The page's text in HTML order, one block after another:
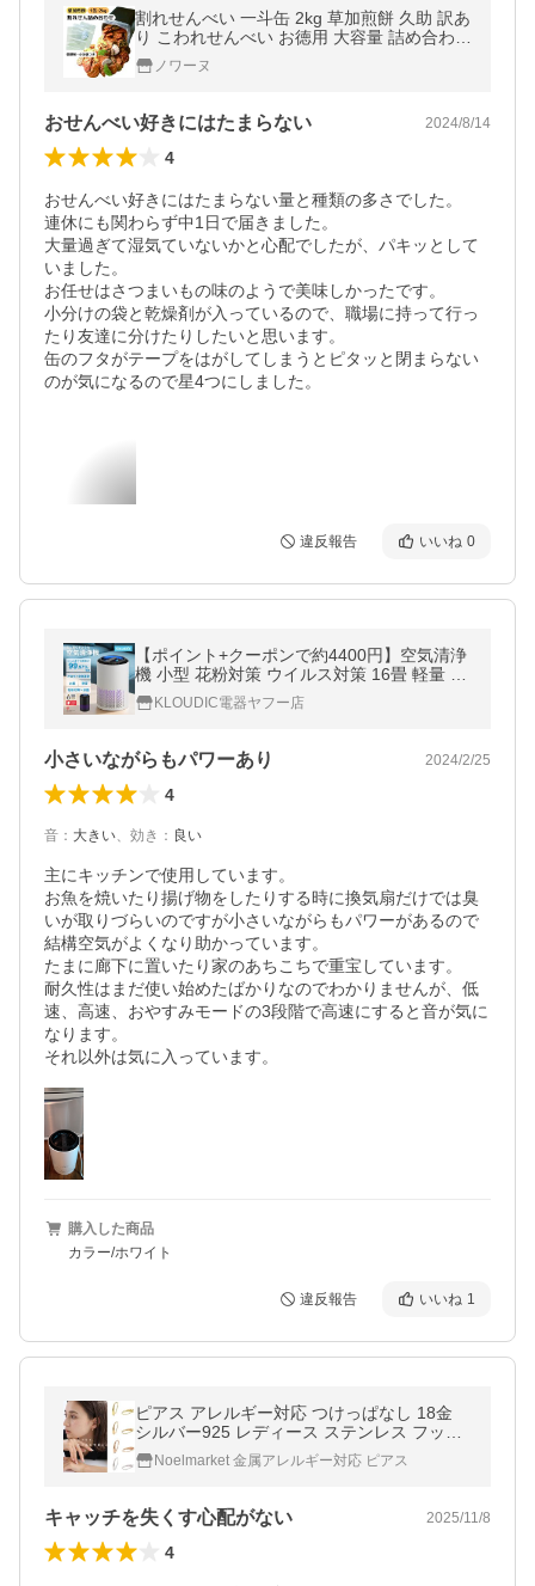
割れせんべい 一斗缶 2kg 草加煎餅 久助 訳あ
り こわれせんべい お徳用 大容量 詰め合わせ
おすすめ ギフト 小分け袋 セット
ノワーヌ
おせんべい好きにはたまらない 2024/8/14
4
おせんべい好きにはたまらない量と種類の多さでした。
連休にも関わらず中1日で届きました。
大量過ぎて湿気ていないかと心配でしたが、パキッとして
いました。
お任せはさつまいもの味のようで美味しかったです。
小分けの袋と乾燥剤が入っているので、職場に持って行っ
たり友達に分けたりしたいと思います。
缶のフタがテープをはがしてしまうとピタッと閉まらない
のが気になるので星4つにしました。
違反報告 いいね 0
【ポイント+クーポンで約4400円】空気清浄
機 小型 花粉対策 ウイルス対策 16畳 軽量 省
エネ ペット pm2.5 タイマー ３段階切替 ア
ロマ 静音 除菌 カビ取り 爆買
KLOUDIC電器ヤフー店
小さいながらもパワーあり 2024/2/25
4
音 ： 大きい、 効き ： 良い
主にキッチンで使用しています。
お魚を焼いたり揚げ物をしたりする時に換気扇だけでは臭
いが取りづらいのですが小さいながらもパワーがあるので
結構空気がよくなり助かっています。
たまに廊下に置いたり家のあちこちで重宝しています。
耐久性はまだ使い始めたばかりなのでわかりませんが、低
速、高速、おやすみモードの3段階で高速にすると音が気に
なります。
それ以外は気に入っています。
購入した商品
カラー/ホワイト
違反報告 いいね 1
ピアス アレルギー対応 つけっぱなし 18金
シルバー925 レディース ステンレス フック
式 プレゼント ギフト
Noelmarket 金属アレルギー対応 ピアス
キャッチを失くす心配がない 2025/11/8
4